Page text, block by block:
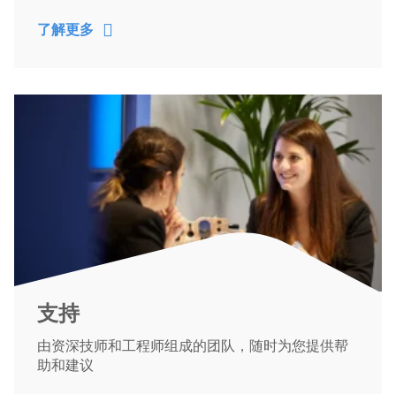
了解更多
支持
由资深技师和工程师组成的团队，随时为您提供帮
助和建议